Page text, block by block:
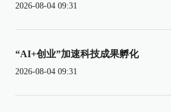
2026-08-04 09:31
“AI+创业”加速科技成果孵化
2026-08-04 09:31